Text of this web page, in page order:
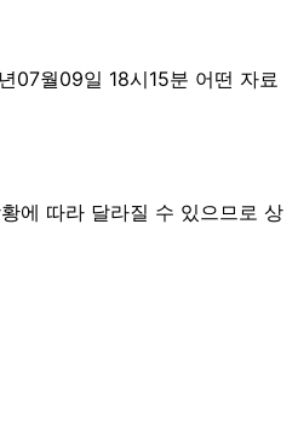
07월09일 18시15분 어떤 자료
에 따라 달라질 수 있으므로 상